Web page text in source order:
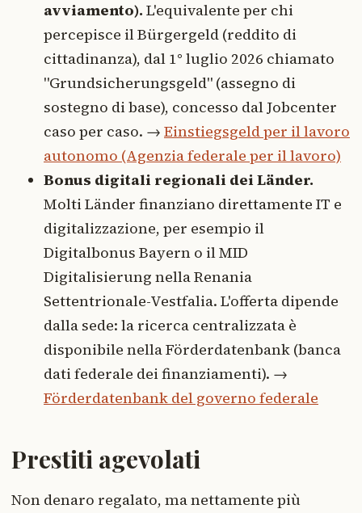
avviamento). L'equivalente per chi
percepisce il Bürgergeld (reddito di
cittadinanza), dal 1° luglio 2026 chiamato
"Grundsicherungsgeld" (assegno di
sostegno di base), concesso dal Jobcenter
caso per caso. → Einstiegsgeld per il lavoro
autonomo (Agenzia federale per il lavoro)
Bonus digitali regionali dei Länder.
Molti Länder finanziano direttamente IT e
digitalizzazione, per esempio il
Digitalbonus Bayern o il MID
Digitalisierung nella Renania
Settentrionale-Vestfalia. L'offerta dipende
dalla sede: la ricerca centralizzata è
disponibile nella Förderdatenbank (banca
dati federale dei finanziamenti). →
Förderdatenbank del governo federale
Prestiti agevolati
Non denaro regalato, ma nettamente più